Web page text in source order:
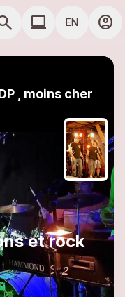
COMPUTER USE
computer EN account_circle
, moins cher
et rock
close